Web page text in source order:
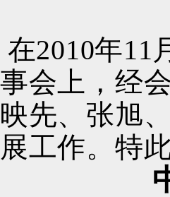
在2010年11
事会上，经
映先、张旭
展工作。特